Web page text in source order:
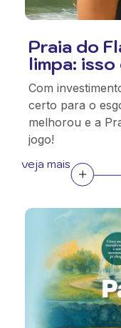
Praia do
limpa:
Com
certo para o
melhorou e a
jogo!
veja mais